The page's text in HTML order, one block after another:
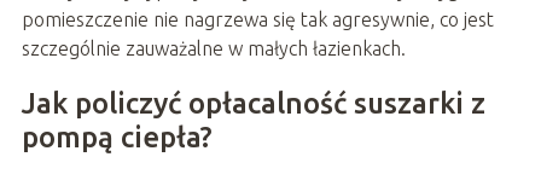
pomieszczenie nie nagrzewa się tak agresywnie, co jest
szczególnie zauważalne w małych łazienkach.
Jak policzyć opłacalność suszarki z
pompą ciepła?